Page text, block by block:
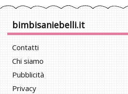
bimbisaniebelli.it
Contatti
Chi siamo
Pubblicità
Privacy